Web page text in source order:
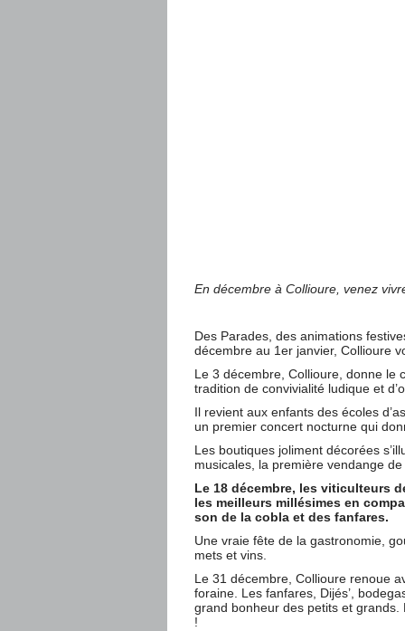
En décembre à Collioure, venez
Des Parades, des animations
décembre au 1er janvier, Collioure
Le 3 décembre, Collioure, donne le
tradition de convivialité ludique et
Il revient aux enfants des écoles
un premier concert nocturne qui
Les boutiques joliment décorées
musicales, la première vendange
Le 18 décembre, les viticulteurs
les meilleurs millésimes en
son de la cobla et des fanfares.
Une vraie fête de la gastronomie,
mets et vins.
Le 31 décembre, Collioure renoue
foraine. Les fanfares, Dijés’,
grand bonheur des petits et grands.
!